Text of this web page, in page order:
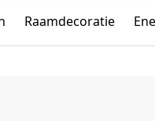
Raamdecoratie